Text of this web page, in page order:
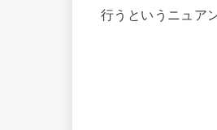
行うというニュア